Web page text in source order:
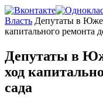
Главная
Власть Депутаты в Юже
капитального ремонта
Депутаты в
ход
сада